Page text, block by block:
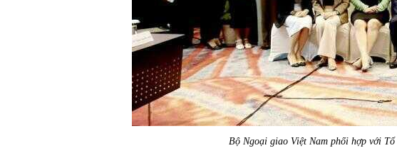
Bộ Ngoại giao Việt Nam phối hợp với